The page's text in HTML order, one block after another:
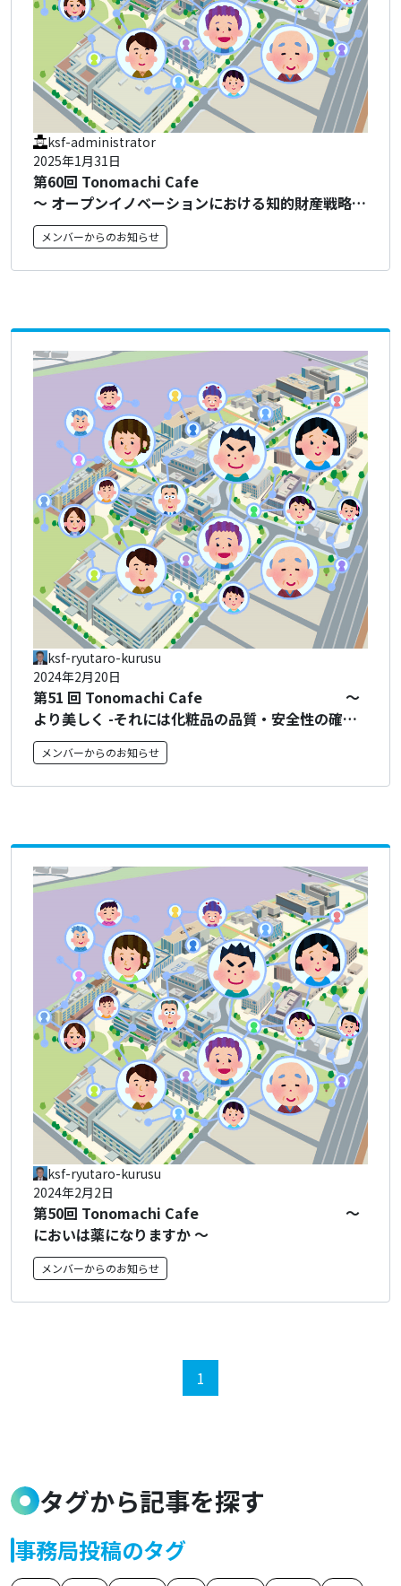
第60回 Tonomachi Cafe
～ オープンイノベーションにおける知的財産戦略に
ついて ～
2025年1月31日
ksf-administrator
メンバーからのお知らせ
第51 回 Tonomachi Cafe ～
より美しく -それには化粧品の品質・安全性の確保
があればこそ- ～
2024年2月20日
ksf-ryutaro-kurusu
メンバーからのお知らせ
第50回 Tonomachi Cafe ～
においは薬になりますか ～
2024年2月2日
ksf-ryutaro-kurusu
メンバーからのお知らせ
1
タグから記事を探す
事務局投稿のタグ